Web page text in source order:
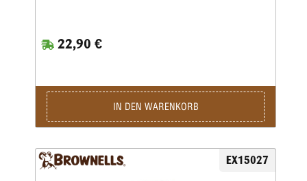
22,90 €
IN DEN WARENKORB
EX15027